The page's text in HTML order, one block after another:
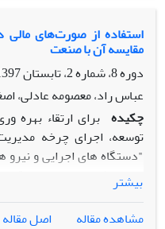
اطمینان، قابلیت
مقایسه گردید. نتایج
یافته است.
استفاده از صورت‌های
مقایسه آن با صنعت
دوره 8، شماره 2، تابستان 1397، صفحه
عباس راد، معصومه عادلی،
چکیده برای ارتقاء بهره
توسعه، اجرای چرخه
"دستگاه های اجرایی و نیرو
دادن رشد بهره وری در
بهره وری در مجموعه خود
این چرخه در واحد های تحت
بیشتر
مشاهده مقاله
اصل مقاله